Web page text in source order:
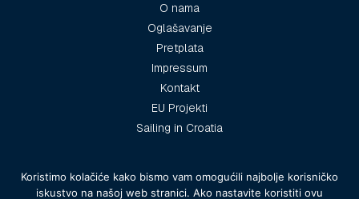
O nama
Oglašavanje
Pretplata
Impressum
Kontakt
EU Projekti
Sailing in Croatia
© 2025 Morski vodiči
Koristimo kolačiće kako bismo vam omogućili najbolje korisničko
iskustvo na našoj web stranici. Ako nastavite koristiti ovu